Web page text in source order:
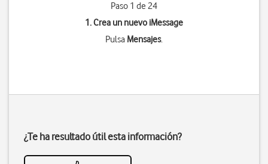
Paso 1 de 24
1. Crea un nuevo iMessage
Pulsa Mensajes.
¿Te ha resultado útil esta información?